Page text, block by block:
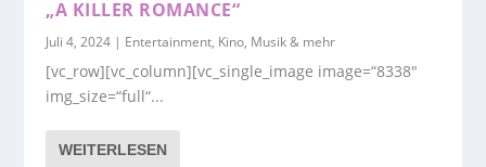
„A KILLER ROMANCE“
Juli 4, 2024 | Entertainment, Kino, Musik & mehr
[vc_row][vc_column][vc_single_image image=“8338″
img_size=“full“...
WEITERLESEN